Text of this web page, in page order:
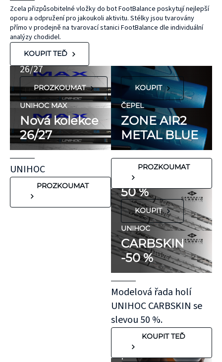
Zcela přizpůsobitelné vložky do bot FootBalance poskytují nejlepší
oporu a odpružení pro jakoukoli aktivitu. Stélky jsou tvarovány
přímo v prodejně na tvarovací stanici FootBalance dle individuální
analýzy chodidel.
KOUPIT TEĎ
UNIHOC
MAX
Nová kolekce
26/27
PROZKOUMAT
UNIHOC MAX
Nová kolekce
26/27
UNIHOC
PROZKOUMAT
ČEPEL
ZONE
KOUPIT
ČEPEL
ZONE AIR2
METAL BLUE
PROZKOUMAT
FLORBALOVÉ HOLE
UNIHOC
CARBSKIN
SE SLEVOU
50 %
KOUPIT
UNIHOC
CARBSKIN
-50 %
Modelová řada holí
UNIHOC CARBSKIN se
slevou 50 %.
KOUPIT TEĎ
bez latexu a
přírodního
hypoalergenní,
neobsahují latex
ani přírodní
kaučuk. Obsahují
minimum
potenciálně
nežádoucích látek,
které mohou
vyvolat alergické
reakce. Pokud ale
víte, že máte velmi
citlivou pokožku,
doporučujeme
otestovat malý
kousek KT pásky
aplikovaný bez
roztažení nejprve
na oblast se
"silnější"
pokožkou, jako je
koleno, nebo
předloktí.